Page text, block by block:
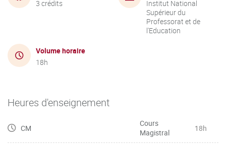
3 crédits
Institut National
Supérieur du
Professorat et de
l'Education
Volume horaire
18h
Heures d'enseignement
CM
Cours
Magistral
18h